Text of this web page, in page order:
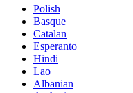
Polish
Basque
Catalan
Esperanto
Hindi
Lao
Albanian